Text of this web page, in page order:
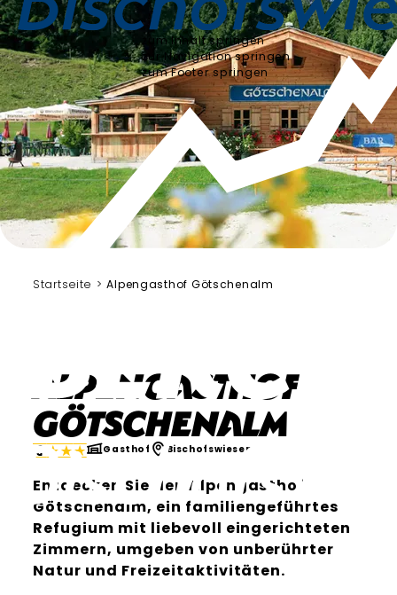
zum Inhalt springen
zur Navigation springen
zum Footer springen
Startseite Alpengasthof Götschenalm
Alpengasthof
Götschenalm
Gasthof Bischofswiesen
Entdecken Sie den Alpengasthof
Götschenalm, ein familiengeführtes
Refugium mit liebevoll eingerichteten
Zimmern, umgeben von unberührter
Natur und Freizeitaktivitäten.